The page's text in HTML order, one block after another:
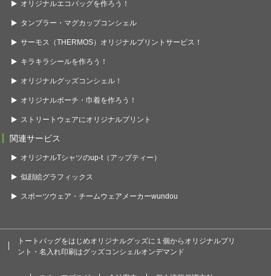
オリジナルエコバッグを作ろう！
タンブラー・マグカップコンシェル
サーモス（THERMOS）オリジナルプリントサービス！
キラキラシールを作ろう！
オリジナルグッズコンシェル！
オリジナルポーチ・巾着を作ろう！
ストリートウェアにオリジナルプリント
関連サービス
オリジナルTシャツのup-t（アップティー）
似顔絵グラフィックス
スポーツウェア・チームウェアメーカーwundou
トートバッグをはじめオリジナルグッズに１個からオリジナルプリ
ント・名入れ印刷はグッズコンシェルオンデマンド